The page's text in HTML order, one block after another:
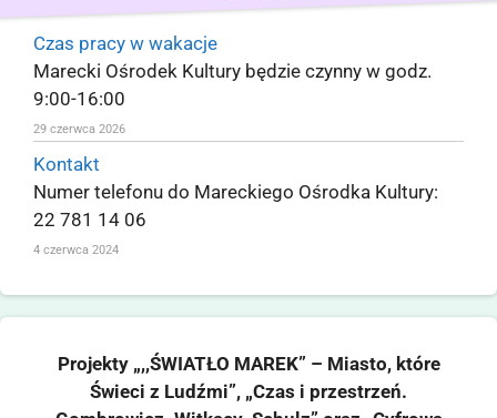
Czas pracy w wakacje
Marecki Ośrodek Kultury będzie czynny w godz.
9:00-16:00
29 czerwca 2026
Kontakt
Numer telefonu do Mareckiego Ośrodka Kultury:
22 781 14 06
4 czerwca 2024
Projekty „,,ŚWIATŁO MAREK” – Miasto, które
Świeci z Ludźmi”, „Czas i przestrzeń.